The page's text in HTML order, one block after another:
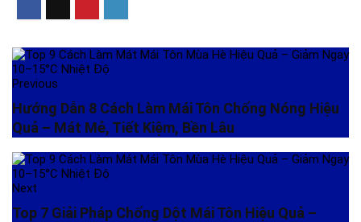
Previous
Hướng Dẫn 8 Cách Làm Mái Tôn Chống Nóng Hiệu
Quả – Mát Mẻ, Tiết Kiệm, Bền Lâu
Next
Top 7 Giải Pháp Chống Dột Mái Tôn Hiệu Quả –